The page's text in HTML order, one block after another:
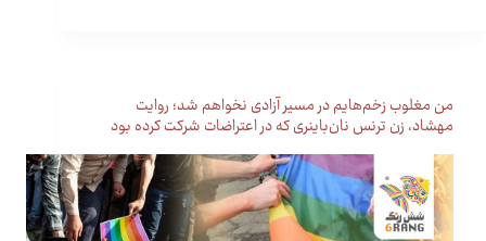
من مغلوب زخم‌هایم در مسیر آزادی نخواهم شد؛ روایت
مهشاد، زن ترنس نان‌باینری که در اعتراضات شرکت کرده بود